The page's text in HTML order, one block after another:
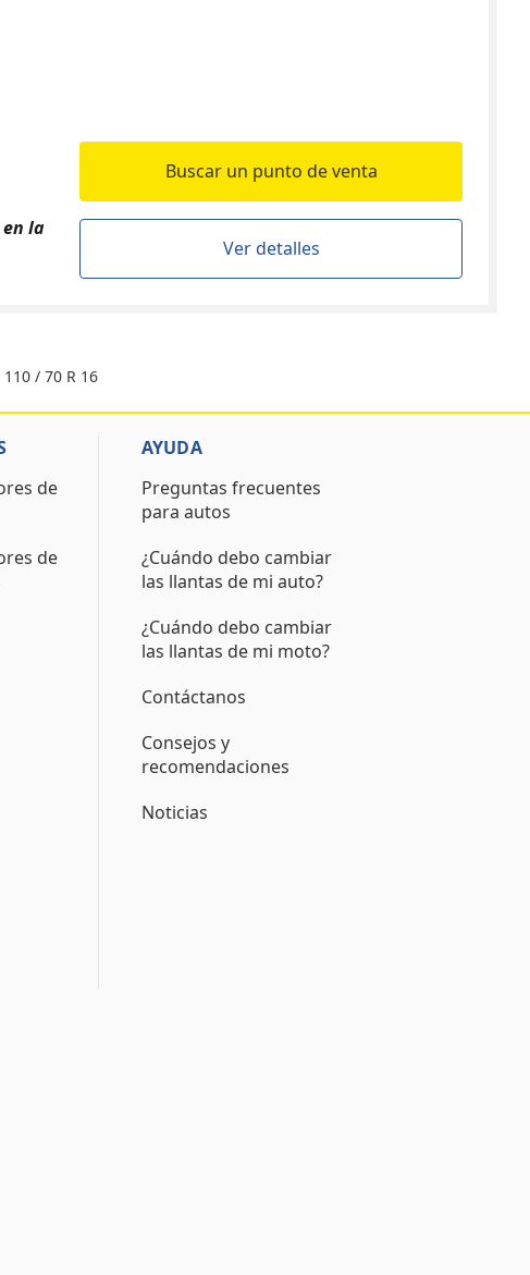
la
Buscar un punto de venta
Ver detalles
/ 70 R 16
de
de
AYUDA
Preguntas frecuentes
para autos
¿Cuándo debo cambiar
las llantas de mi auto?
¿Cuándo debo cambiar
las llantas de mi moto?
Contáctanos
Consejos y
recomendaciones
Noticias